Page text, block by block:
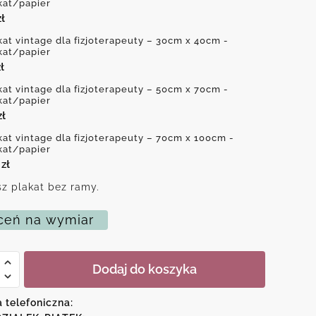
papier
vintage dla fizjoterapeuty – 30cm x 40cm -
papier
vintage dla fizjoterapeuty – 50cm x 70cm -
papier
vintage dla fizjoterapeuty – 70cm x 100cm -
papier
zł
plakat bez ramy.
na wymiar
Dodaj do koszyka
telefoniczna: